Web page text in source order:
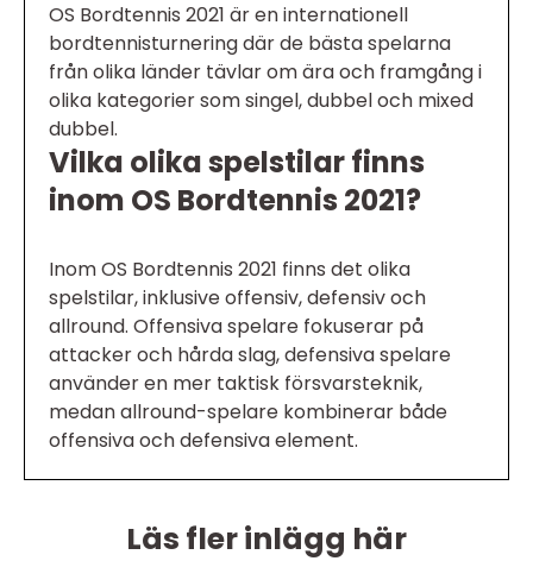
OS Bordtennis 2021 är en internationell
bordtennisturnering där de bästa spelarna
från olika länder tävlar om ära och framgång i
olika kategorier som singel, dubbel och mixed
dubbel.
Vilka olika spelstilar finns
inom OS Bordtennis 2021?
Inom OS Bordtennis 2021 finns det olika
spelstilar, inklusive offensiv, defensiv och
allround. Offensiva spelare fokuserar på
attacker och hårda slag, defensiva spelare
använder en mer taktisk försvarsteknik,
medan allround-spelare kombinerar både
offensiva och defensiva element.
Läs fler inlägg här